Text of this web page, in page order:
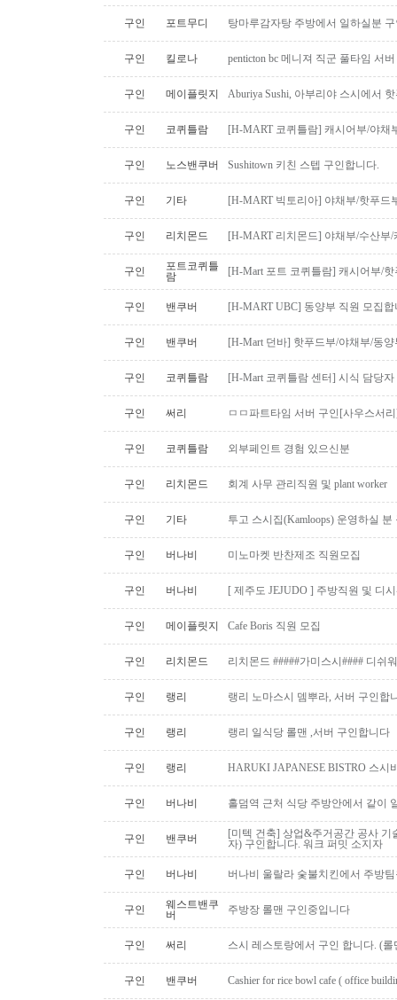
구인 포트무디 탕마루감자탕 주방에서 일하실분
구인 킬로나 penticton bc 메니져 직군 풀타임 서
구인 메이플릿지 Aburiya Sushi, 아부리야 스시에서
구인 코퀴틀람 [H-MART 코퀴틀람] 캐시어부/야채
구인 노스밴쿠버 Sushitown 키친 스텝 구인합니다.
구인 기타 [H-MART 빅토리아] 야채부/핫푸드
구인 리치몬드 [H-MART 리치몬드] 야채부/수산부
구인
포트코퀴틀
람
[H-Mart 포트 코퀴틀람] 캐시어부/
구인 밴쿠버 [H-MART UBC] 동양부 직원 모집합
구인 밴쿠버 [H-Mart 던바] 핫푸드부/야채부/동
구인 코퀴틀람 [H-Mart 코퀴틀람 센터] 시식 담당
구인 써리 ㅁㅁ파트타임 서버 구인[사우스서
구인 코퀴틀람 외부페인트 경험 있으신분
구인 리치몬드 회계 사무 관리직원 및 plant worker
구인 기타 투고 스시집(Kamloops) 운영하실
구인 버나비 미노마켓 반찬제조 직원모집
구인 버나비 [ 제주도 JEJUDO ] 주방직원 및 디
구인 메이플릿지 Cafe Boris 직원 모집
구인 리치몬드 리치몬드 #####가미스시#### 디쉬
구인 랭리 랭리 노마스시 뎀뿌라, 서버 구인합
구인 랭리 랭리 일식당 롤맨 ,서버 구인합니다
구인 랭리 HARUKI JAPANESE BISTRO 스시
구인 버나비 홀덤역 근처 식당 주방안에서 같이
구인 밴쿠버
[미텍 건축] 상업&주거공간 공사
자) 구인합니다. 워크 퍼밋 소지자
구인 버나비 버나비 울랄라 숯불치킨에서 주방
구인
웨스트밴쿠
버
주방장 롤맨 구인중입니다
구인 써리 스시 레스토랑에서 구인 합니다. (롤
구인 밴쿠버 Cashier for rice bowl cafe ( office